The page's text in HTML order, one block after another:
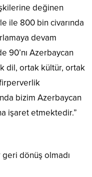
değinen
ile 800 bin civarında
devam
90’nı Azerbaycan
dil, ortak kültür, ortak
bizim Azerbaycan
işaret etmektedir.”
dönüş olmadı